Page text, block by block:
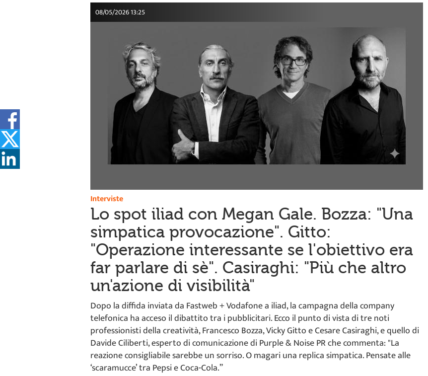
08/05/2026 13:25
Interviste
Lo spot iliad con Megan Gale. Bozza: "Una
simpatica provocazione". Gitto:
"Operazione interessante se l'obiettivo era
far parlare di sè". Casiraghi: "Più che altro
un'azione di visibilità"
Dopo la diffida inviata da Fastweb + Vodafone a iliad, la campagna della company
telefonica ha acceso il dibattito tra i pubblicitari. Ecco il punto di vista di tre noti
professionisti della creatività, Francesco Bozza, Vicky Gitto e Cesare Casiraghi, e quello di
Davide Ciliberti, esperto di comunicazione di Purple & Noise PR che commenta: "La
reazione consigliabile sarebbe un sorriso. O magari una replica simpatica. Pensate alle
‘scaramucce’ tra Pepsi e Coca-Cola.”